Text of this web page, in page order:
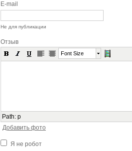
E-mail
Не для публикации
Отзыв
Font Size
Path: p
Добавить фото
Я не робот